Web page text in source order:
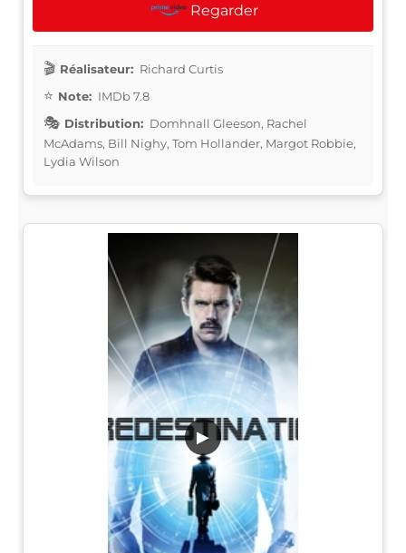
Regarder
Réalisateur: Richard Curtis
Note: IMDb 7.8
Distribution: Domhnall Gleeson, Rachel
McAdams, Bill Nighy, Tom Hollander, Margot Robbie,
Lydia Wilson
▶